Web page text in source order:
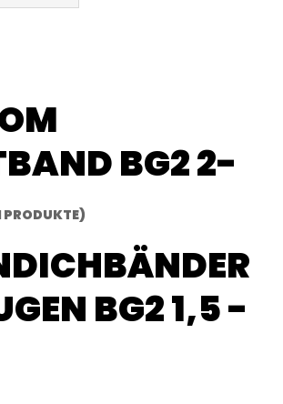
BG2 2-
PRODUKTE)
BG2 1,5 -